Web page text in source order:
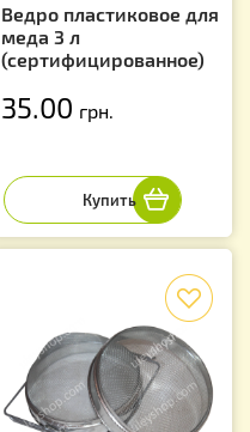
Ведро пластиковое для
меда 3 л
(сертифицированное)
35.00 грн.